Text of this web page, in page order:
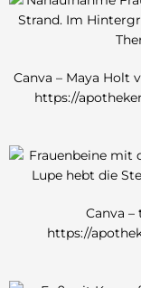
Canva – Maya Holt
https://
Canva
https://